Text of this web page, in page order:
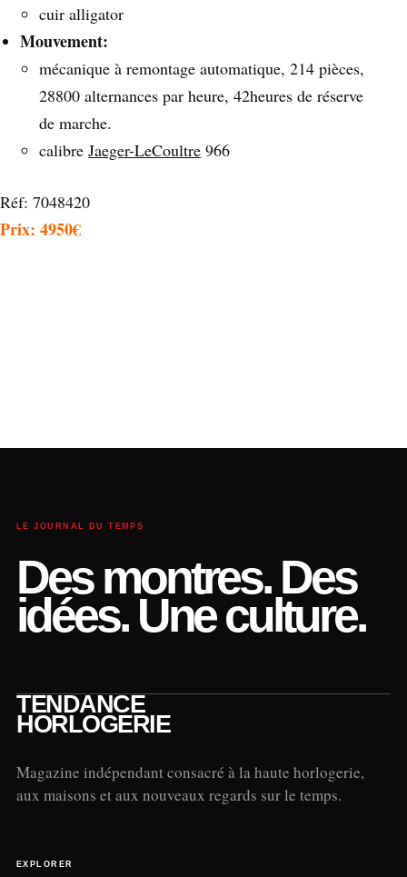
cuir alligator
Mouvement:
mécanique à remontage automatique, 214 pièces,
28800 alternances par heure, 42heures de réserve
de marche.
calibreJaeger-LeCoultre 966
Réf: 7048420
Prix: 4950€
LE JOURNAL DU TEMPS
Des montres. Des
idées. Une culture.
TENDANCE
HORLOGERIE
Magazine indépendant consacré à la haute horlogerie,
aux maisons et aux nouveaux regards sur le temps.
EXPLORER